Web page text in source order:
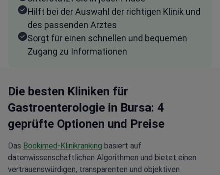
Hilft bei der Auswahl der richtigen Klinik und
des passenden Arztes
Sorgt für einen schnellen und bequemen
Zugang zu Informationen
Die besten Kliniken für
Gastroenterologie in Bursa: 4
geprüfte Optionen und Preise
Das Bookimed-Klinikranking basiert auf
datenwissenschaftlichen Algorithmen und bietet einen
vertrauenswürdigen, transparenten und objektiven